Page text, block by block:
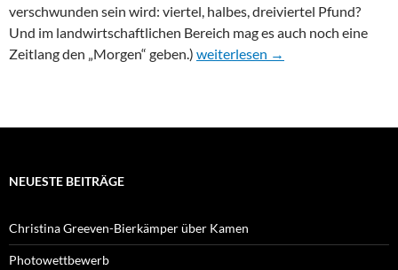
verschwunden sein wird: viertel, halbes, dreiviertel Pfund?
Und im landwirtschaftlichen Bereich mag es auch noch eine
Zeitlang den „Morgen“ geben.) Flurnamen: Malter – Scheffel
weiterlesen →
NEUESTE BEITRÄGE
Christina Greeven-Bierkämper über Kamen
Photowettbewerb